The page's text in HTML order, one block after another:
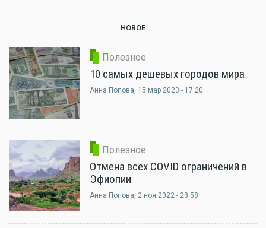
НОВОЕ
Полезное
10 самых дешевых городов мира
Анна Попова, 15 мар 2023 - 17:20
Полезное
Отмена всех COVID ограничений в
Эфиопии
Анна Попова, 2 ноя 2022 - 23:58